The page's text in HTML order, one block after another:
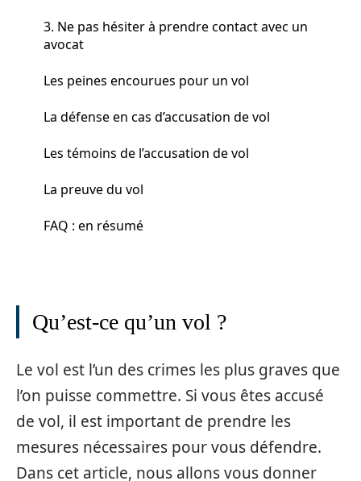
3. Ne pas hésiter à prendre contact avec un
avocat
Les peines encourues pour un vol
La défense en cas d’accusation de vol
Les témoins de l’accusation de vol
La preuve du vol
FAQ : en résumé
Qu’est-ce qu’un vol ?
Le vol est l’un des crimes les plus graves que
l’on puisse commettre. Si vous êtes accusé
de vol, il est important de prendre les
mesures nécessaires pour vous défendre.
Dans cet article, nous allons vous donner